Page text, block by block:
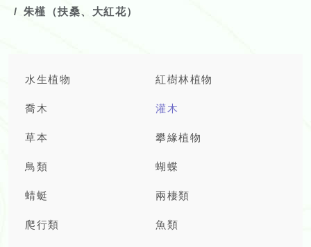
朱槿（扶桑、大紅花）
水生植物 紅樹林植物
喬木 灌木
草本 攀緣植物
鳥類 蝴蝶
蜻蜓 兩棲類
爬行類 魚類